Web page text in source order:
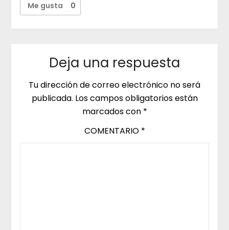
Me gusta 0
Deja una respuesta
Tu dirección de correo electrónico no será
publicada. Los campos obligatorios están
marcados con *
COMENTARIO *